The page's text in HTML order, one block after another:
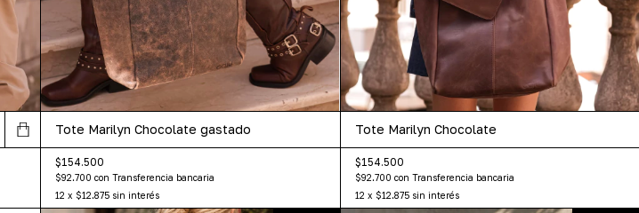
Tote Marilyn Chocolate gastado
$154.500
$92.700 con Transferencia bancaria
12 x $12.875 sin interés
Tote Marilyn Chocolate
$154.500
$92.700 con Transferencia bancaria
12 x $12.875 sin interés